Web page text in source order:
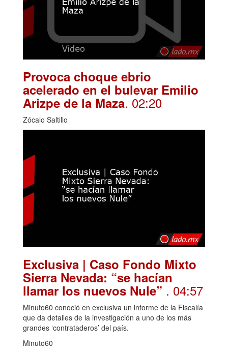
Provoca choque ebrio
acelerado en el bulevar Emilio
Arizpe de la Maza. 02:20
Zócalo Saltillo
Exclusiva | Caso Fondo Mixto
Sierra Nevada: “se hacían
llamar los nuevos Nule” . 04:57
Minuto60 conoció en exclusiva un informe de la Fiscalía
que da detalles de la investigación a uno de los más
grandes ‘contrataderos’ del país.
Minuto60